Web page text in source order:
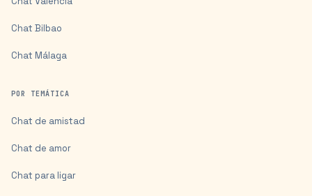
Chat Bilbao
Chat Málaga
POR TEMÁTICA
Chat de amistad
Chat de amor
Chat para ligar